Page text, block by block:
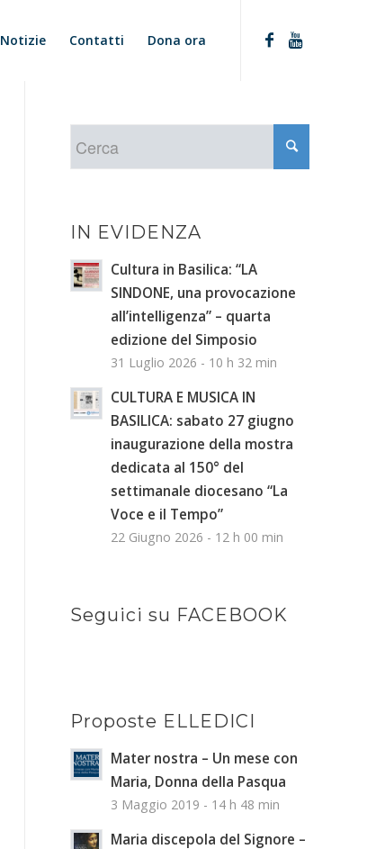
Notizie Contatti Dona ora
IN EVIDENZA
Cultura in Basilica: “LA
SINDONE, una provocazione
all’intelligenza” – quarta
edizione del Simposio
31 Luglio 2026 - 10 h 32 min
CULTURA E MUSICA IN
BASILICA: sabato 27 giugno
inaugurazione della mostra
dedicata al 150° del
settimanale diocesano “La
Voce e il Tempo”
22 Giugno 2026 - 12 h 00 min
Seguici su FACEBOOK
Proposte ELLEDICI
Mater nostra – Un mese con
Maria, Donna della Pasqua
3 Maggio 2019 - 14 h 48 min
Maria discepola del Signore –